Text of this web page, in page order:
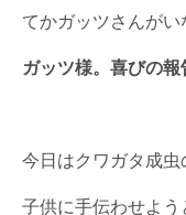
てかガッツさんがい
ガッツ様。喜びの報
今日はクワガタ成虫
子供に手伝わせよう